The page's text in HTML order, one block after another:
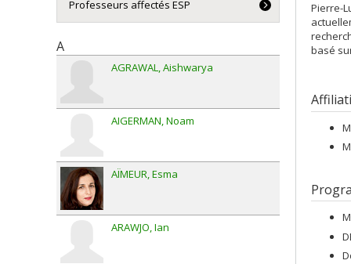
Pierre-
basé
Professeurs affectés ESP
A
AGRAWAL Aishwarya
AIGERMAN Noam
AÏMEUR Esma
ARAWJO Ian